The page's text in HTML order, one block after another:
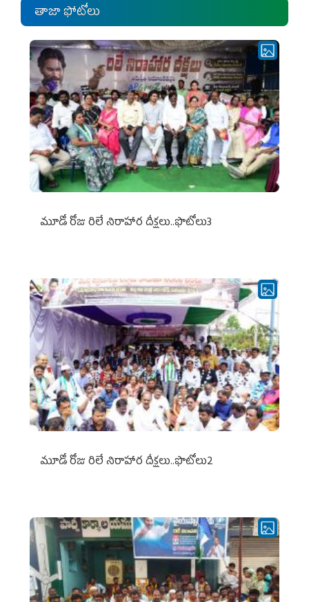
తాజా ఫోటోలు
మూడో రోజు రిలే నిరాహార దీక్షలు..ఫొటోలు3
మూడో రోజు రిలే నిరాహార దీక్షలు..ఫొటోలు2